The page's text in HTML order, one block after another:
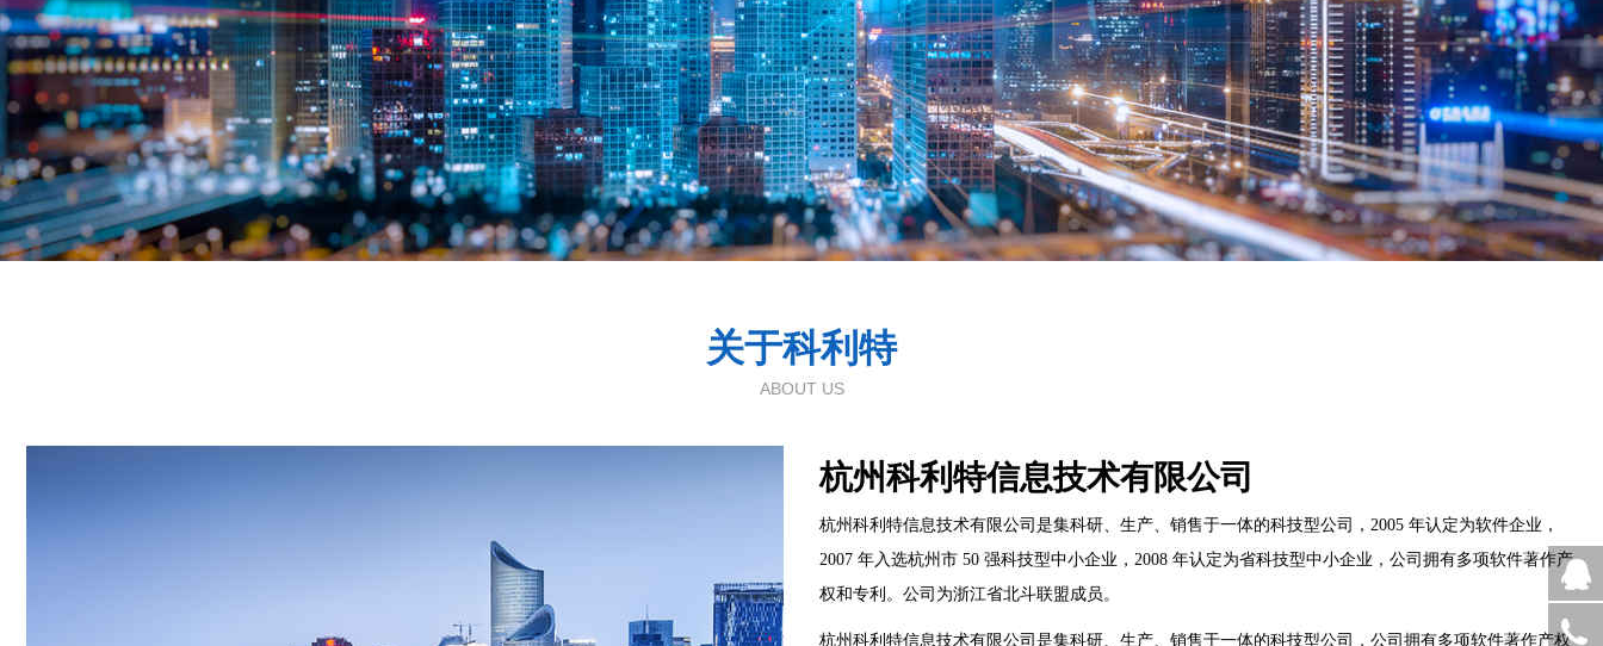
关于科利特
ABOUT US
杭州科利特信息技术有限公司
杭州科利特信息技术有限公司是集科研、生产、销售于一体的科技型公司，2005 年认定为软件企业，
2007 年入选杭州市 50 强科技型中小企业，2008 年认定为省科技型中小企业，公司拥有多项软件著作产
权和专利。公司为浙江省北斗联盟成员。
杭州科利特信息技术有限公司是集科研、生产、销售于一体的科技型公司，公司拥有多项软件著作产权